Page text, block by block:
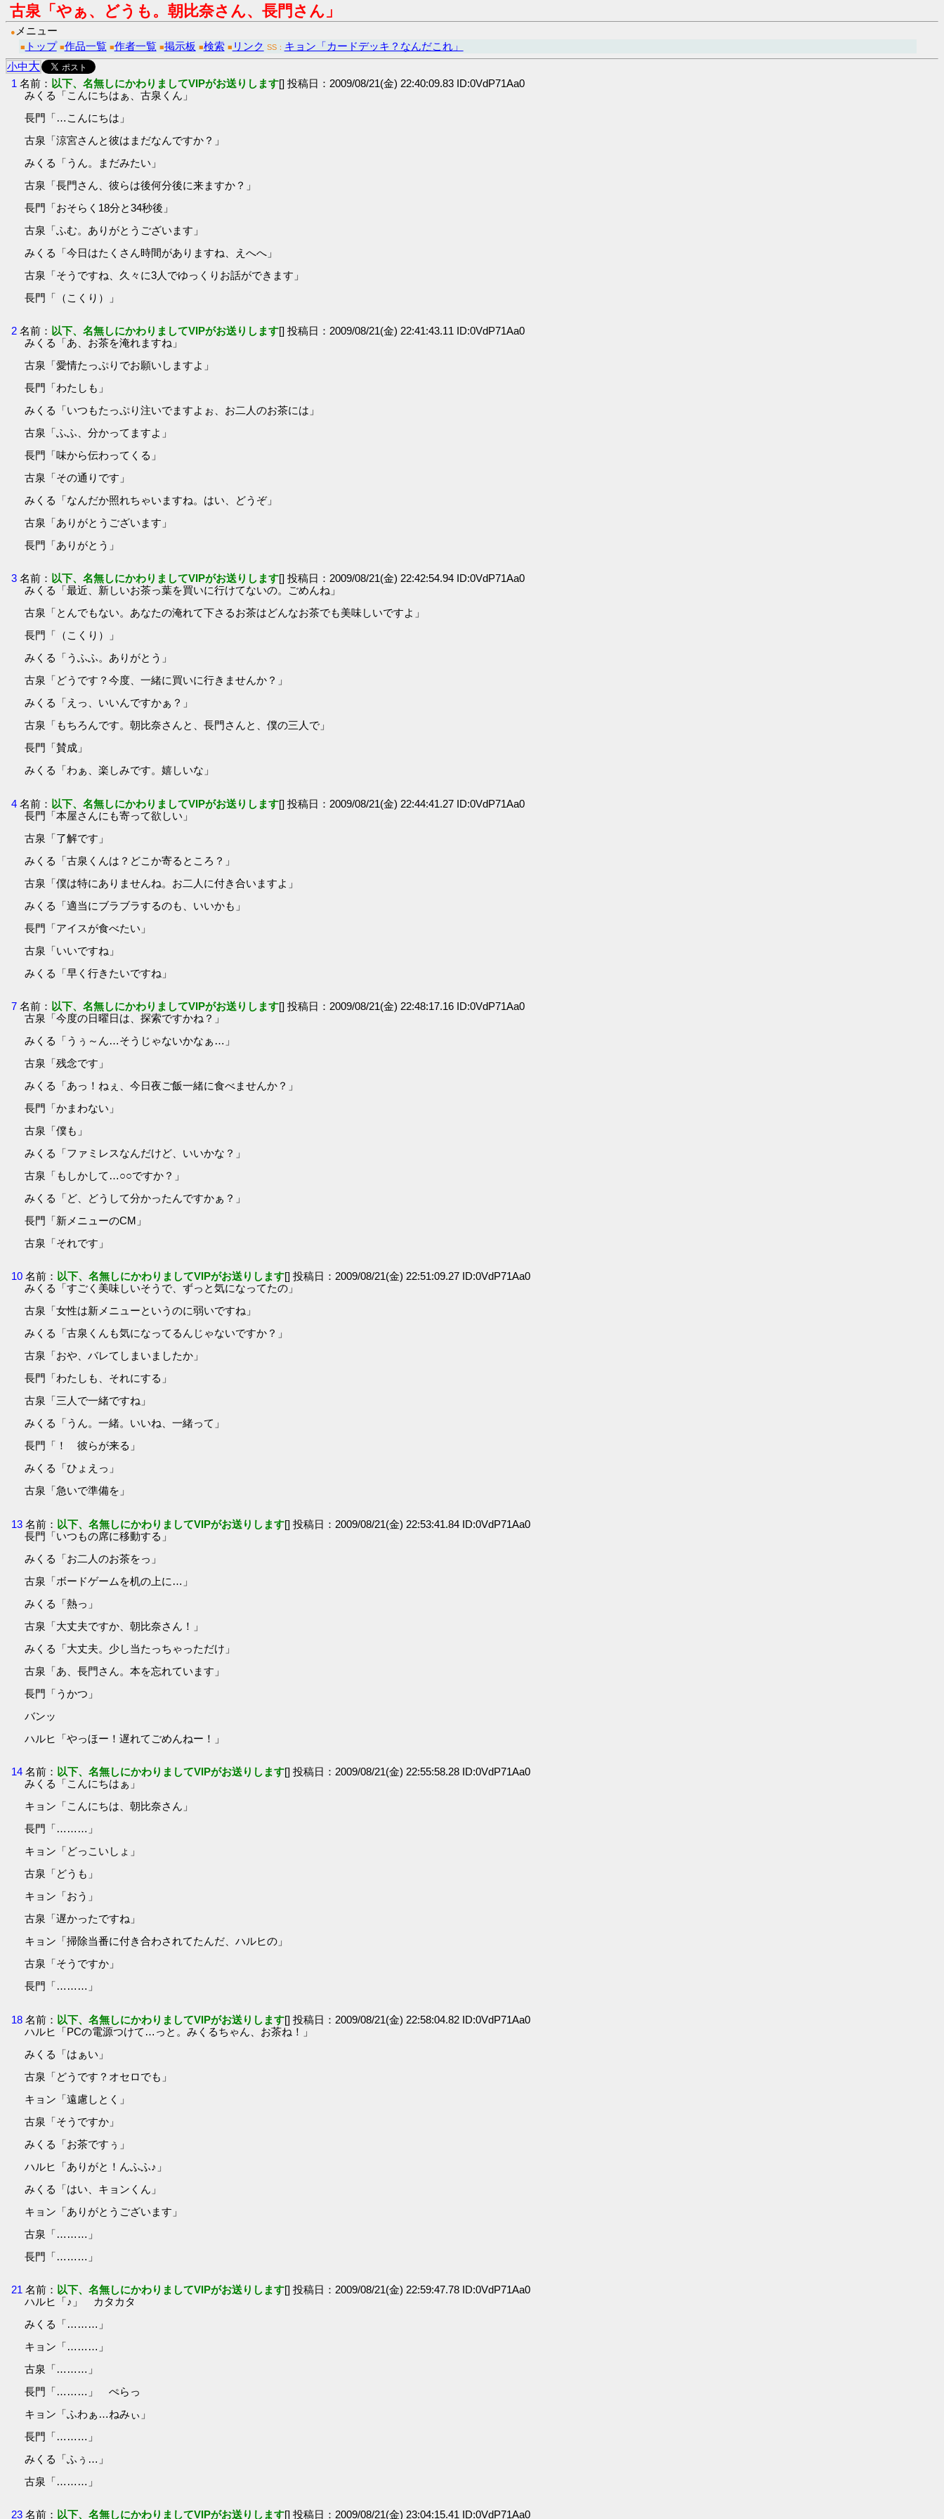
古泉「やぁ、どうも。朝比奈さん、長門さん」
● メニュー
■ トップ ■作品一覧 ■作者一覧 ■掲示板 ■検索 ■ リンク SS： キョン「カードデッキ？なんだこれ」
小中大
1 名前： 以下、名無しにかわりましてVIPがお送りします[] 投稿日：2009/08/21(金) 22:40:09.83 ID:0VdP71Aa0
みくる「こんにちはぁ、古泉くん」
長門「…こんにちは」
古泉「涼宮さんと彼はまだなんですか？」
みくる「うん。まだみたい」
古泉「長門さん、彼らは後何分後に来ますか？」
長門「おそらく18分と34秒後」
古泉「ふむ。ありがとうございます」
みくる「今日はたくさん時間がありますね、えへへ」
古泉「そうですね、久々に3人でゆっくりお話ができます」
長門「（こくり）」
2 名前： 以下、名無しにかわりましてVIPがお送りします[] 投稿日：2009/08/21(金) 22:41:43.11 ID:0VdP71Aa0
みくる「あ、お茶を淹れますね」
古泉「愛情たっぷりでお願いしますよ」
長門「わたしも」
みくる「いつもたっぷり注いでますよぉ、お二人のお茶には」
古泉「ふふ、分かってますよ」
長門「味から伝わってくる」
古泉「その通りです」
みくる「なんだか照れちゃいますね。はい、どうぞ」
古泉「ありがとうございます」
長門「ありがとう」
3 名前： 以下、名無しにかわりましてVIPがお送りします[] 投稿日：2009/08/21(金) 22:42:54.94 ID:0VdP71Aa0
みくる「最近、新しいお茶っ葉を買いに行けてないの。ごめんね」
古泉「とんでもない。あなたの淹れて下さるお茶はどんなお茶でも美味しいですよ」
長門「（こくり）」
みくる「うふふ。ありがとう」
古泉「どうです？今度、一緒に買いに行きませんか？」
みくる「えっ、いいんですかぁ？」
古泉「もちろんです。朝比奈さんと、長門さんと、僕の三人で」
長門「賛成」
みくる「わぁ、楽しみです。嬉しいな」
4 名前： 以下、名無しにかわりましてVIPがお送りします[] 投稿日：2009/08/21(金) 22:44:41.27 ID:0VdP71Aa0
長門「本屋さんにも寄って欲しい」
古泉「了解です」
みくる「古泉くんは？どこか寄るところ？」
古泉「僕は特にありませんね。お二人に付き合いますよ」
みくる「適当にブラブラするのも、いいかも」
長門「アイスが食べたい」
古泉「いいですね」
みくる「早く行きたいですね」
7 名前： 以下、名無しにかわりましてVIPがお送りします[] 投稿日：2009/08/21(金) 22:48:17.16 ID:0VdP71Aa0
古泉「今度の日曜日は、探索ですかね？」
みくる「うぅ～ん…そうじゃないかなぁ…」
古泉「残念です」
みくる「あっ！ねぇ、今日夜ご飯一緒に食べませんか？」
長門「かまわない」
古泉「僕も」
みくる「ファミレスなんだけど、いいかな？」
古泉「もしかして…○○ですか？」
みくる「ど、どうして分かったんですかぁ？」
長門「新メニューのCM」
古泉「それです」
10 名前： 以下、名無しにかわりましてVIPがお送りします[] 投稿日：2009/08/21(金) 22:51:09.27 ID:0VdP71Aa0
みくる「すごく美味しいそうで、ずっと気になってたの」
古泉「女性は新メニューというのに弱いですね」
みくる「古泉くんも気になってるんじゃないですか？」
古泉「おや、バレてしまいましたか」
長門「わたしも、それにする」
古泉「三人で一緒ですね」
みくる「うん。一緒。いいね、一緒って」
長門「！ 彼らが来る」
みくる「ひょえっ」
古泉「急いで準備を」
13 名前： 以下、名無しにかわりましてVIPがお送りします[] 投稿日：2009/08/21(金) 22:53:41.84 ID:0VdP71Aa0
長門「いつもの席に移動する」
みくる「お二人のお茶をっ」
古泉「ボードゲームを机の上に…」
みくる「熱っ」
古泉「大丈夫ですか、朝比奈さん！」
みくる「大丈夫。少し当たっちゃっただけ」
古泉「あ、長門さん。本を忘れています」
長門「うかつ」
バンッ
ハルヒ「やっほー！遅れてごめんねー！」
14 名前： 以下、名無しにかわりましてVIPがお送りします[] 投稿日：2009/08/21(金) 22:55:58.28 ID:0VdP71Aa0
みくる「こんにちはぁ」
キョン「こんにちは、朝比奈さん」
長門「………」
キョン「どっこいしょ」
古泉「どうも」
キョン「おう」
古泉「遅かったですね」
キョン「掃除当番に付き合わされてたんだ、ハルヒの」
古泉「そうですか」
長門「………」
18 名前： 以下、名無しにかわりましてVIPがお送りします[] 投稿日：2009/08/21(金) 22:58:04.82 ID:0VdP71Aa0
ハルヒ「PCの電源つけて…っと。みくるちゃん、お茶ね！」
みくる「はぁい」
古泉「どうです？オセロでも」
キョン「遠慮しとく」
古泉「そうですか」
みくる「お茶ですぅ」
ハルヒ「ありがと！んふふ♪」
みくる「はい、キョンくん」
キョン「ありがとうございます」
古泉「………」
長門「………」
21 名前： 以下、名無しにかわりましてVIPがお送りします[] 投稿日：2009/08/21(金) 22:59:47.78 ID:0VdP71Aa0
ハルヒ「♪」 カタカタ
みくる「………」
キョン「………」
古泉「………」
長門「………」 ぺらっ
キョン「ふわぁ…ねみぃ」
長門「………」
みくる「ふぅ…」
古泉「………」
23 名前： 以下、名無しにかわりましてVIPがお送りします[] 投稿日：2009/08/21(金) 23:04:15.41 ID:0VdP71Aa0